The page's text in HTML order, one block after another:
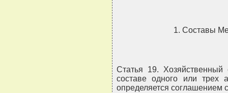
1. Составы
Статья 19. Хозяйственный
составе одного или трех
определяется соглашением